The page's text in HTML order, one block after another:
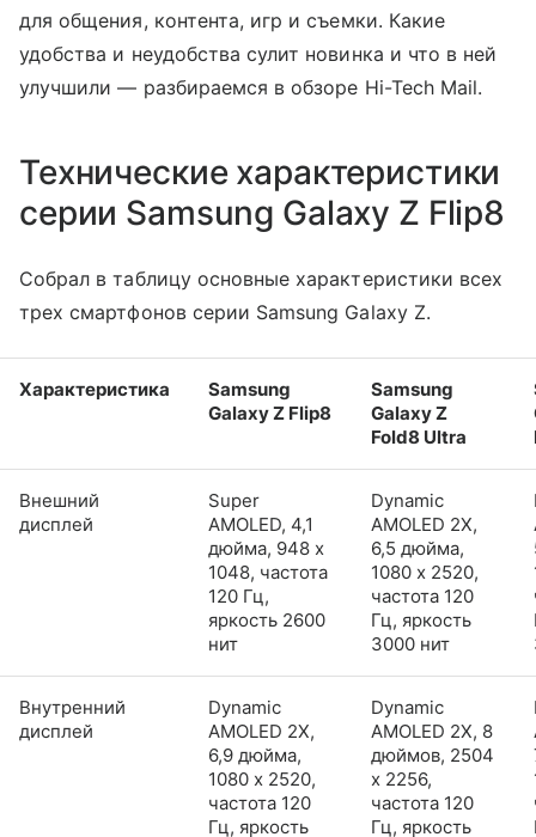
для общения, контента, игр и съемки. Какие
удобства и неудобства сулит новинка и что в ней
улучшили — разбираемся в обзоре Hi-Tech Mail.
Технические характеристики
серии Samsung Galaxy Z Flip8
Собрал в таблицу основные характеристики всех
трех смартфонов серии Samsung Galaxy Z.
Характеристика
Samsung
Galaxy Z Flip8
Samsung
Galaxy Z
Fold8 Ultra
Внешний
дисплей
Super
AMOLED, 4,1
дюйма, 948 x
1048, частота
120 Гц,
яркость 2600
нит
Dynamic
AMOLED 2X,
6,5 дюйма,
1080 x 2520,
частота 120
Гц, яркость
3000 нит
Внутренний
дисплей
Dynamic
AMOLED 2X,
6,9 дюйма,
1080 x 2520,
частота 120
Гц, яркость
Dynamic
AMOLED 2X, 8
дюймов, 2504
x 2256,
частота 120
Гц, яркость